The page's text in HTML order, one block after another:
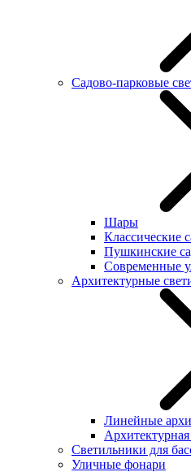
Садово-парковые
Шары
Классические
Пушкинские
Современные
Архитектурные
Линейные
Светильники для
Уличные фонари